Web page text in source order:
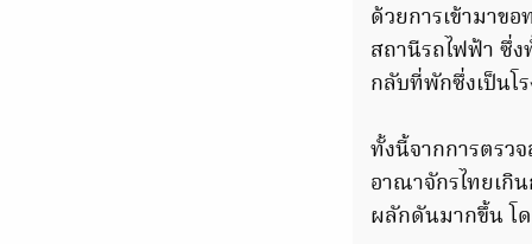
ด้วยการเข้ามาข
สถานีรถไฟฟ้า ซึ่
กลับที่พักซึ่งเป็นโ
ทั้งนี้จากการตรว
อาณาจักรไทยเกิ
ผลักดันมากขึ้น โ